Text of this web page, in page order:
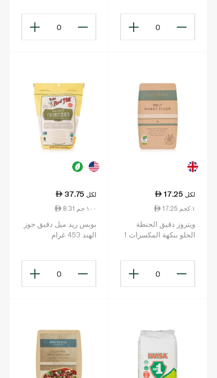
0
0
17.25 لكل
17.25 ١ كجم
ويتروز دقيق الحنطة
الحلو بنكهة المكسرات 1
0
37.75 لكل
8.31 ١٠٠ جم
بوبس ريد ميل دقيق جوز
الهند 453 غرام
0